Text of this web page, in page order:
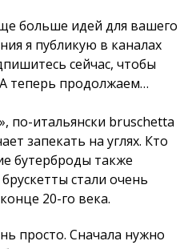
больше идей для вашего
я публикую в каналах
сейчас, чтобы
теперь продолжаем…
по-итальянски bruschetta
запекать на углях. Кто
бутерброды также
стали очень
20-го века.
просто. Сначала нужно